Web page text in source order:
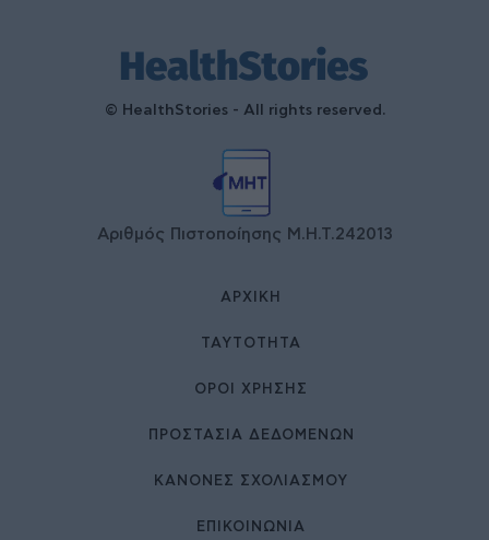
© HealthStories - All rights reserved.
Αριθμός Πιστοποίησης Μ.Η.Τ.242013
ΑΡΧΙΚΉ
ΤΑΥΤΌΤΗΤΑ
ΌΡΟΙ ΧΡΉΣΗΣ
ΠΡΟΣΤΑΣΙΑ ΔΕΔΟΜΕΝΩΝ
ΚΑΝΟΝΕΣ ΣΧΟΛΙΑΣΜΟΥ
ΕΠΙΚΟΙΝΩΝΊΑ